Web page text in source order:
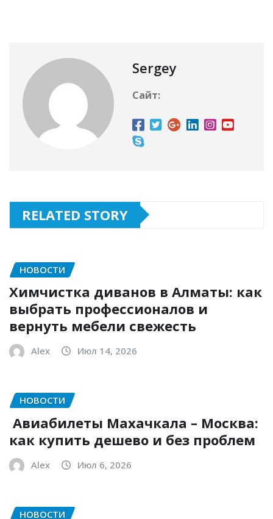
Sergey
Сайт:
RELATED STORY
НОВОСТИ
Химчистка диванов в Алматы: как
выбрать профессионалов и
вернуть мебели свежесть
Alex Июл 14, 2026
НОВОСТИ
Авиабилеты Махачкала – Москва:
как купить дешево и без проблем
Alex Июл 6, 2026
НОВОСТИ